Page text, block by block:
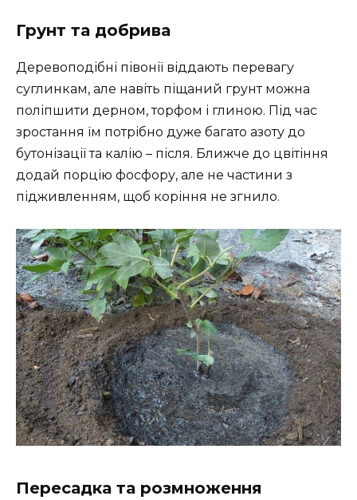
Грунт та добрива
Деревоподібні півонії віддають перевагу
суглинкам, але навіть піщаний грунт можна
поліпшити дерном, торфом і глиною. Під час
зростання їм потрібно дуже багато азоту до
бутонізації та калію – після. Ближче до цвітіння
додай порцію фосфору, але не частини з
підживленням, щоб коріння не згнило.
Пересадка та розмноження